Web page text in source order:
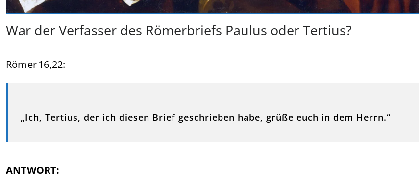
War der Verfasser des Römerbriefs Paulus oder Tertius?
Römer 16,22:
„Ich, Tertius, der ich diesen Brief geschrieben habe, grüße euch in dem Herrn.“
ANTWORT: